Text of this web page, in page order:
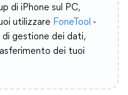
di iPhone sul PC,
utilizzare FoneTool -
gestione dei dati,
dei tuoi